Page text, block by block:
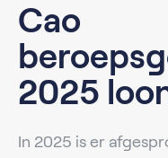
Cao
2025
In 2025 is er